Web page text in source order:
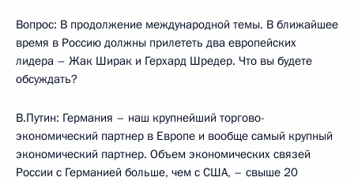
Вопрос: В продолжение международной темы. В ближайшее
время в Россию должны прилететь два европейских
лидера – Жак Ширак и Герхард Шредер. Что вы будете
обсуждать?
В.Путин: Германия – наш крупнейший торгово-
экономический партнер в Европе и вообще самый крупный
экономический партнер. Объем экономических связей
России с Германией больше, чем с США, – свыше 20